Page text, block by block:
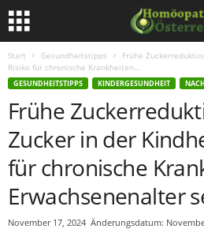
Start Gesundheitstipps
Frühe
Risiko für chronische Krankheiten...
GESUNDHEITSTIPPS KINDERGESUNDHEIT
Frühe
Zucker in der
für chronische
Erwachsenenalter
November 17, 2024 Änderungsdatum: